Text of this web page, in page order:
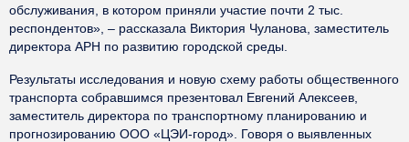
обслуживания, в котором приняли участие почти 2 тыс.
респондентов», – рассказала Виктория Чуланова, заместитель
директора АРН по развитию городской среды.
Результаты исследования и новую схему работы общественного
транспорта собравшимся презентовал Евгений Алексеев,
заместитель директора по транспортному планированию и
прогнозированию ООО «ЦЭИ-город». Говоря о выявленных